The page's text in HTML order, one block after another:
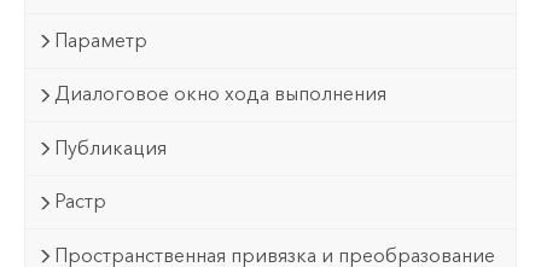
Параметр
Диалоговое окно хода выполнения
Публикация
Растр
Пространственная привязка и преобразование